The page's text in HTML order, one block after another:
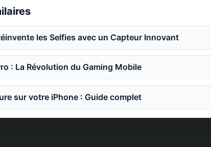
les Selfies avec un Capteur Innovant
: La Révolution du Gaming Mobile
sur votre iPhone : Guide complet